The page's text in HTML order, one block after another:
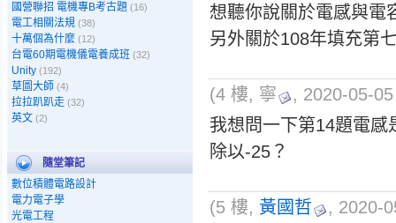
國營聯招 電機專B考古題 (16)
電工相關法規 (38)
十萬個為什麼 (12)
台電60期電機儀電養成班 (32)
Unity (192)
草圖大師 (4)
拉拉趴趴走 (32)
英文 (2)
隨堂筆記
數位積體電路設計
電力電子學
光電工程
想聽你說關於電感與電
另外關於108年填充第
(4 樓, 寧
, 2020-05-
我想問一下第14題電
除以-25？
(5 樓, 黃國哲
, 2020-